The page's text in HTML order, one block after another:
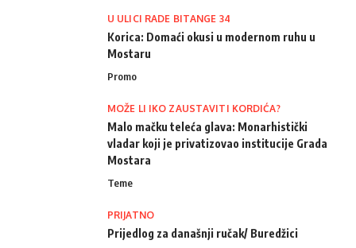
U ULICI RADE BITANGE 34
Korica: Domaći okusi u modernom ruhu u
Mostaru
Promo
MOŽE LI IKO ZAUSTAVITI KORDIĆA?
Malo mačku teleća glava: Monarhistički
vladar koji je privatizovao institucije Grada
Mostara
Teme
PRIJATNO
Prijedlog za današnji ručak/ Buredžici